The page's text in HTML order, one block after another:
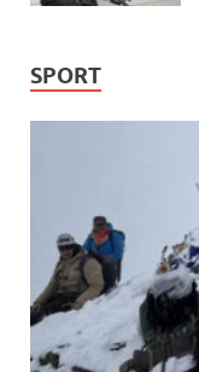
SPORT